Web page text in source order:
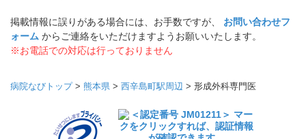
掲載情報に誤りがある場合には、お手数ですが、 お問い合わせフ
ォーム からご連絡をいただけますようお願いいたします。
※お電話での対応は行っておりません
病院なびトップ> 熊本県 > 西辛島町駅周辺 > 形成外科専門医